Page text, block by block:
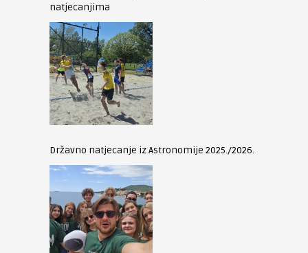
natjecanjima
Državno natjecanje iz Astronomije 2025./2026.